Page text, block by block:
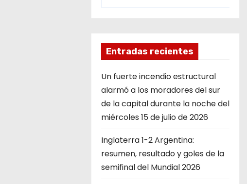
Entradas recientes
Un fuerte incendio estructural
alarmó a los moradores del sur
de la capital durante la noche del
miércoles 15 de julio de 2026
Inglaterra 1-2 Argentina:
resumen, resultado y goles de la
semifinal del Mundial 2026